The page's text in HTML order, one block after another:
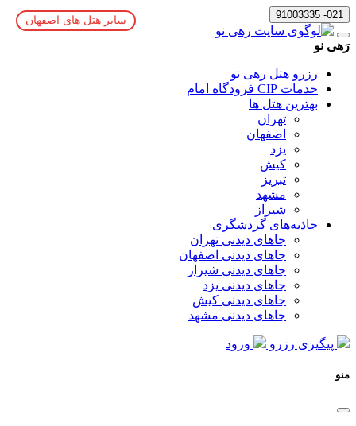
021- 91003335
رَهی نو
رزرو هتل رهی نو
خدمات CIP فرودگاه امام
بهترین هتل ها
تهران
اصفهان
یزد
کیش
تبریز
مشهد
شیراز
جاذبه‌های گردشگری
جاهای دیدنی تهران
جاهای دیدنی اصفهان
جاهای دیدنی شیراز
جاهای دیدنی یزد
جاهای دیدنی کیش
جاهای دیدنی مشهد
پیگیری رزرو ورود
منو
سایر هتل های اصفهان